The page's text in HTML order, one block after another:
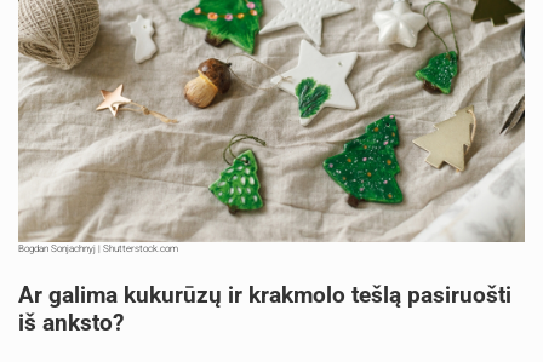
Bogdan Sonjachnyj | Shutterstock.com
Ar galima kukurūzų ir krakmolo tešlą pasiruošti
iš anksto?